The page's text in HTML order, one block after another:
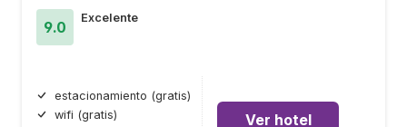
9.0
Excelente
estacionamiento (gratis)
wifi (gratis)
Ver hotel